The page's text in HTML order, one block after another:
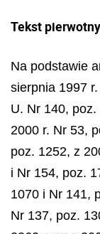
Tekst pierwotny
Na podstawie
sierpnia 1997
U. Nr 140,
2000 r. Nr 53,
poz. 1252, z
i Nr 154, poz.
1070 i Nr 141,
Nr 137, poz.